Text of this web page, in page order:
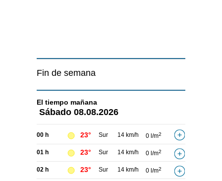
Fin de semana
El tiempo mañana
Sábado 08.08.2026
00 h 23° Sur 14 km/h 0 l/m2
01 h 23° Sur 14 km/h 0 l/m2
02 h 23° Sur 14 km/h 0 l/m2